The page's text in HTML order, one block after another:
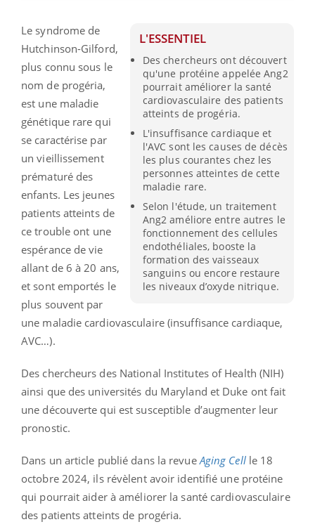
L'ESSENTIEL
Des chercheurs ont découvert
qu'une protéine appelée Ang2
pourrait améliorer la santé
cardiovasculaire des patients
atteints de progéria.
L'insuffisance cardiaque et
l'AVC sont les causes de décès
les plus courantes chez les
personnes atteintes de cette
maladie rare.
Selon l'étude, un traitement
Ang2 améliore entre autres le
fonctionnement des cellules
endothéliales, booste la
formation des vaisseaux
sanguins ou encore restaure
les niveaux d’oxyde nitrique.
Le syndrome de
Hutchinson-Gilford,
plus connu sous le
nom de progéria,
est une maladie
génétique rare qui
se caractérise par
un vieillissement
prématuré des
enfants. Les jeunes
patients atteints de
ce trouble ont une
espérance de vie
allant de 6 à 20 ans,
et sont emportés le
plus souvent par
une maladie cardiovasculaire (insuffisance cardiaque,
AVC…).
Des chercheurs des National Institutes of Health (NIH)
ainsi que des universités du Maryland et Duke ont fait
une découverte qui est susceptible d’augmenter leur
pronostic.
Dans un article publié dans la revue Aging Cellle 18
octobre 2024, ils révèlent avoir identifié une protéine
qui pourrait aider à améliorer la santé cardiovasculaire
des patients atteints de progéria.